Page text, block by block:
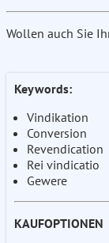
Wollen auch Sie
Keywords:
Vindikation
Conversion
Revendication
Rei vindicatio
Gewere
KAUFOPTIONEN